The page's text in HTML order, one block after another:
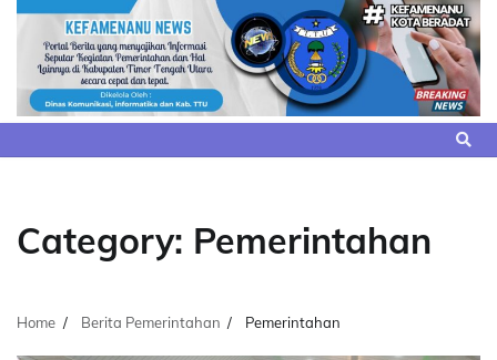
Skip
content
Category: Pemerintahan
Home Berita Pemerintahan Pemerintahan